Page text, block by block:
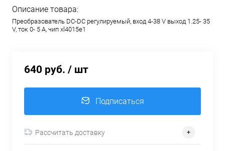
Описание товара:
Преобразователь DC-DC регулируемый, вход 4-38 V выход 1.25- 35
V, ток 0- 5 A, чип xl4015e1
640 руб. / шт
Подписаться
Рассчитать доставку